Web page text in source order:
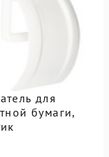
для
бумаги,